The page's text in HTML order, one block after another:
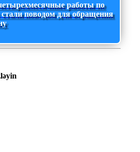
работы по
стали поводом для обращения